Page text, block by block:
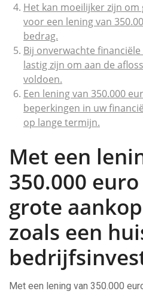
Het kan moeilijker zijn
voor een lening van
bedrag.
Bij onverwachte
lastig zijn om aan de
voldoen.
Een lening van 350.000
beperkingen in uw
op lange termijn.
Met een
350.000
grote
zoals een
Met een lening van 350.000